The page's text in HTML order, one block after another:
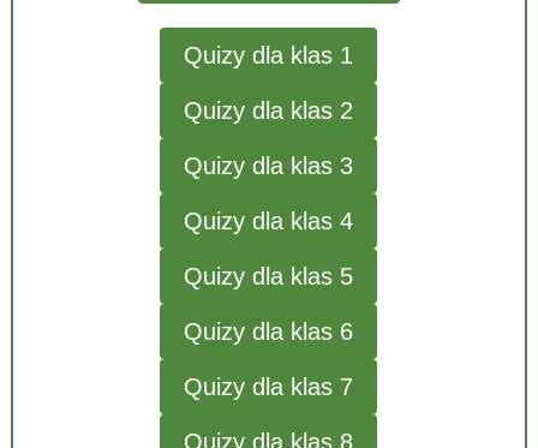
Quizy dla klas 1
Quizy dla klas 2
Quizy dla klas 3
Quizy dla klas 4
Quizy dla klas 5
Quizy dla klas 6
Quizy dla klas 7
Quizy dla klas 8